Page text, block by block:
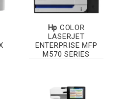
Hp COLOR
LASERJET
ENTERPRISE MFP
M570 SERIES